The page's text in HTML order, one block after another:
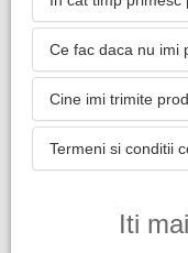
Ce fac daca nu imi
Cine imi trimite
Termeni si conditii
Iti